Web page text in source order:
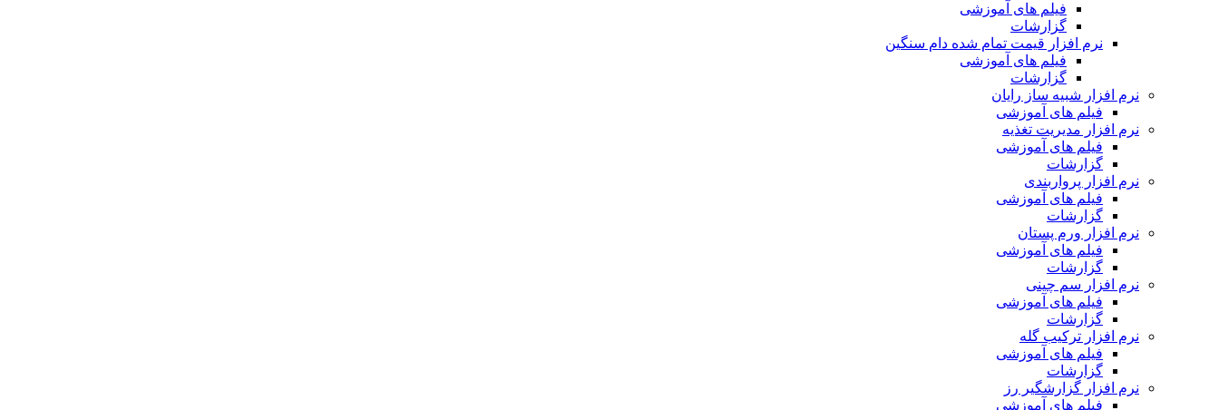
فیلم های آموزشی
گزارشات
نرم افزار قیمت تمام شده دام سنگین
فیلم های آموزشی
گزارشات
نرم افزار شبیه ساز رایان
فیلم های آموزشی
نرم افزار مدیریت تغذیه
فیلم های آموزشی
گزارشات
نرم افزار پرواربندی
فیلم های آموزشی
گزارشات
نرم افزار ورم پستان
فیلم های آموزشی
گزارشات
نرم افزار سم چینی
فیلم های آموزشی
گزارشات
نرم افزار ترکیب گله
فیلم های آموزشی
گزارشات
نرم افزار گزارشگیر رز
فیلم های آموزشی